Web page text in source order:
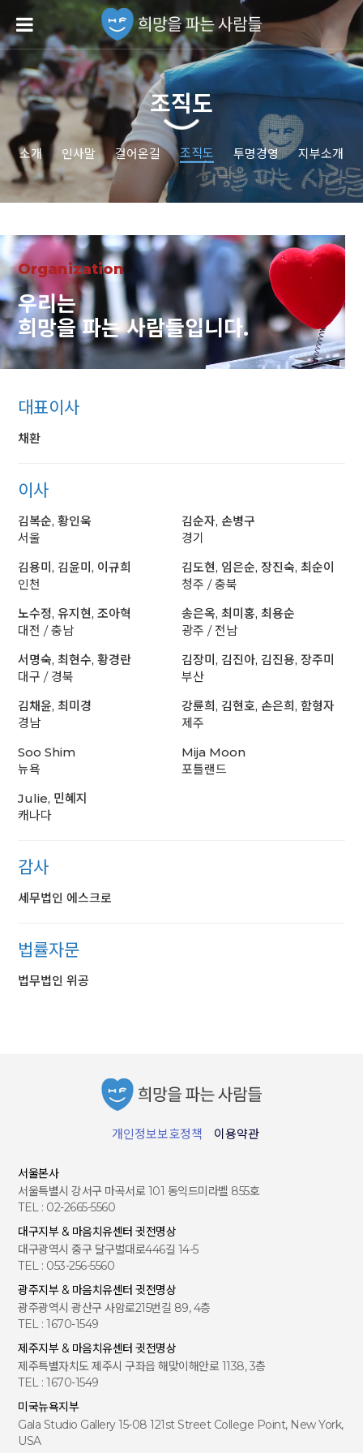
조직도
소개 인사말 걸어온길 조직도 투명경영 지부소개
Organization
우리는
희망을 파는 사람들입니다.
대표이사
채환
이사
김복순, 황인욱
서울
김순자, 손병구
경기
김용미, 김윤미, 이규희
인천
김도현, 임은순, 장진숙, 최순이
청주 / 충북
노수정, 유지현, 조아혁
대전 / 충남
송은옥, 최미홍, 최용순
광주 / 전남
서명숙, 최현수, 황경란
대구 / 경북
김장미, 김진아, 김진용, 장주미
부산
김채윤, 최미경
경남
강륜희, 김현호, 손은희, 함형자
제주
Soo Shim
뉴욕
Mija Moon
포틀랜드
Julie, 민혜지
캐나다
감사
세무법인 에스크로
법률자문
법무법인 위공
개인정보보호정책 이용약관
서울본사
서울특별시 강서구 마곡서로 101 동익드미라벨 855호
TEL : 02-2665-5560
대구지부 & 마음치유센터 귓전명상
대구광역시 중구 달구벌대로446길 14-5
TEL : 053-256-5560
광주지부 & 마음치유센터 귓전명상
광주광역시 광산구 사암로215번길 89, 4층
TEL : 1670-1549
제주지부 & 마음치유센터 귓전명상
제주특별자치도 제주시 구좌읍 해맞이해안로 1138, 3층
TEL : 1670-1549
미국뉴욕지부
Gala Studio Gallery 15-08 121st Street College Point, New York,
USA